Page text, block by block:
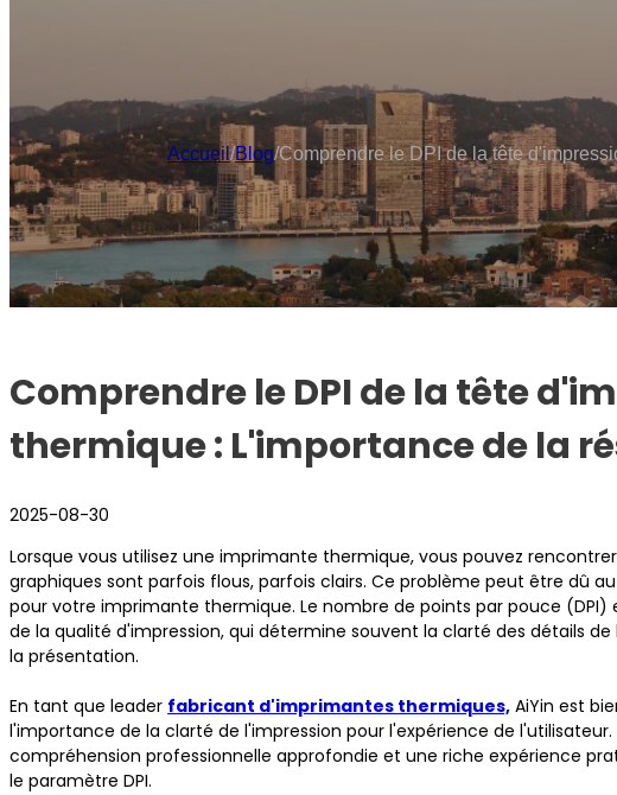
Accueil /Blog/Comprendre le DPI de la tête
Comprendre le DPI de la tête
thermique : L'importance de la
2025-08-30
Lorsque vous utilisez une imprimante thermique, vous pouvez
graphiques sont parfois flous, parfois clairs. Ce problème peut être dû
pour votre imprimante thermique. Le nombre de points par pouce
de la qualité d'impression, qui détermine souvent la clarté des détails
la présentation.
En tant que leader fabricant d'imprimantes thermiques, AiYin est
l'importance de la clarté de l'impression pour l'expérience de l'utilisateur.
compréhension professionnelle approfondie et une riche expérience
le paramètre DPI.